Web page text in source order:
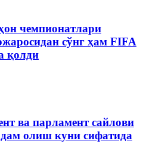
чемпионатлари
сўнг ҳам FIFA
қолди
ва парламент сайлови
олиш куни сифатида